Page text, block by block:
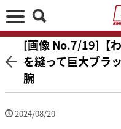
[画像 No.7/19]【
を縫って巨大ブラ
腕
2024/08/20